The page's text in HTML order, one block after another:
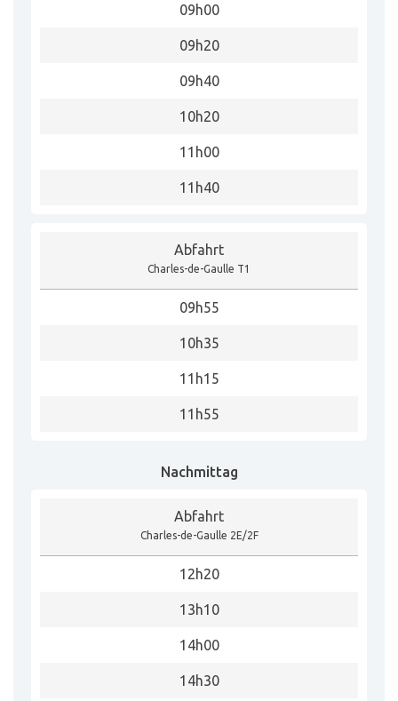
09h00
09h20
09h40
10h20
11h00
11h40
Abfahrt
Charles-de-Gaulle T1
09h55
10h35
11h15
11h55
Nachmittag
Abfahrt
Charles-de-Gaulle 2E/2F
12h20
13h10
14h00
14h30